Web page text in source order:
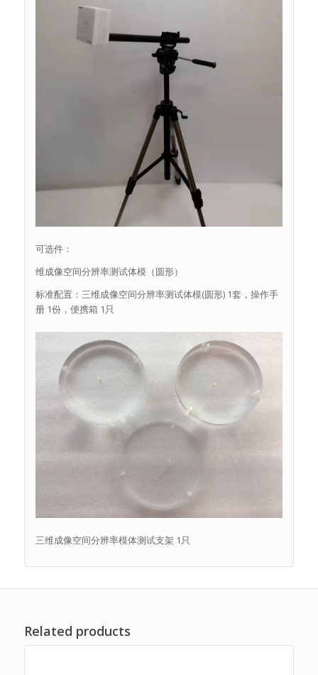
可选件：
维成像空间分辨率测试体模（圆形）
标准配置：三维成像空间分辨率测试体模(圆形) 1套，操作手
册 1份，便携箱 1只
三维成像空间分辨率模体测试支架 1只
Related products